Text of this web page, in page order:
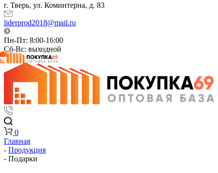
г. Тверь, ул. Коминтерна, д. 83
liderprod2018@mail.ru
Пн-Пт: 8:00-16:00
Сб-Вс: выходной
0
Главная
- Продукция
- Подарки